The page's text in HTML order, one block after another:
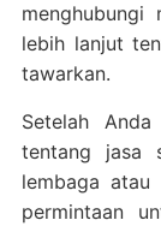
menghubungi
lebih lanjut
tawarkan.
Setelah
tentang jasa
lembaga atau
permintaan